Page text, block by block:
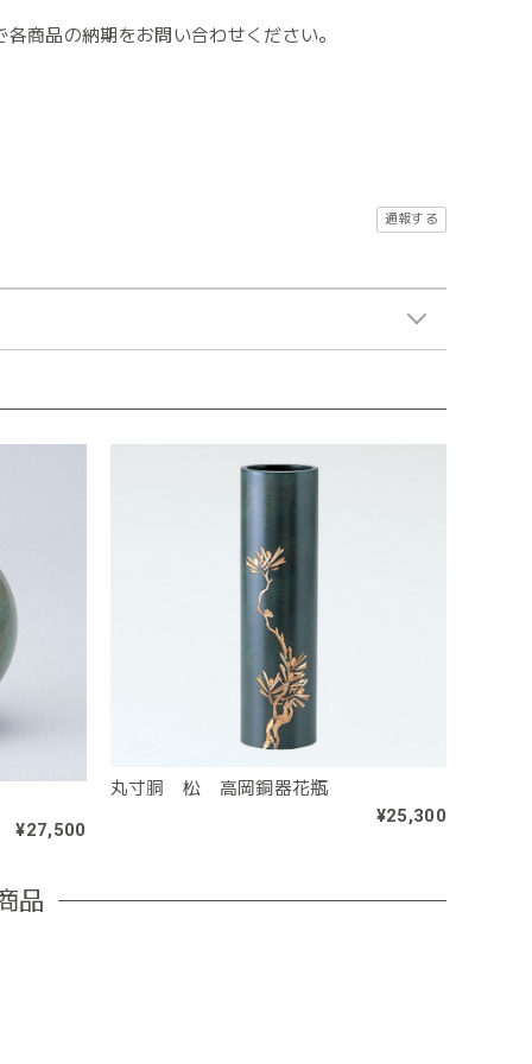
商品の納期をお問い合わせください。
通報する
¥27,500
丸寸胴 松 高岡銅器花瓶
¥25,300
品